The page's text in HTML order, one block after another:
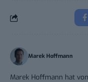
Marek Hoffmann
Marek Hoffmann hat